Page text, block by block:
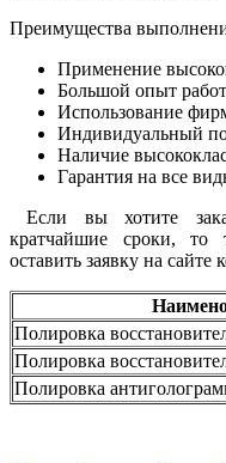
Преимущества
Применение
Большой опыт
Использование
Индивидуальный
Наличие
Гарантия на все
Если вы хотите
кратчайшие сроки, то
оставить заявку на
Полировка
Полировка
Полировка